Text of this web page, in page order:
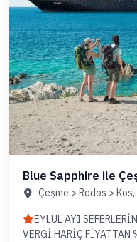
Blue Sapphire ile
Adaları (Kapıda
Çeşme > Rodos >
EYLÜL AYI
VERGİ HARİÇ